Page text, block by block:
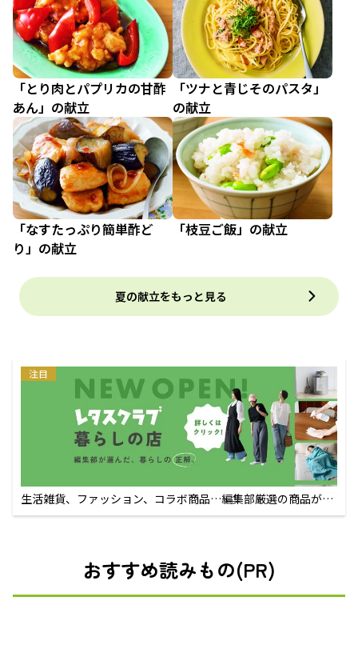
「とり肉とパプリカの甘酢
あん」の献立
「ツナと青じそのパスタ」
の献立
「なすたっぷり簡単酢ど
り」の献立
「枝豆ご飯」の献立
夏の献立をもっと見る
注目
生活雑貨、ファッション、コラボ商品…編集部厳選の商品が買
えるECサイト
おすすめ読みもの(PR)